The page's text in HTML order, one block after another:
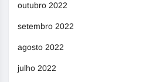
outubro 2022
setembro 2022
agosto 2022
julho 2022